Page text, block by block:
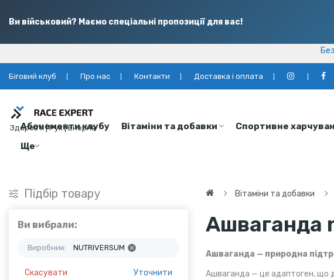
Ви військовий? Маємо спеціальні пропозиції для вас!
Біговий клуб Про нас Контакти Доставка і оплата
Здоров’я | Рух | Енергія
Абонементи клубу Вітаміни та добавки Спортивне
Ще
Підбір товару
Ви вибрали:
Виробник: NUTRIVERSUM
Скасувати Уточнити
Вітаміни та добавки
Ашваганда
Ашваганда — природна
Ашваганда — це адаптоген, що